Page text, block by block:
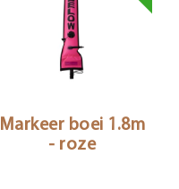
Markeer boei 1.8m
- roze